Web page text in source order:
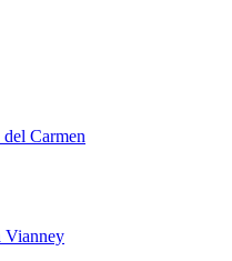
Carmen
Vianney